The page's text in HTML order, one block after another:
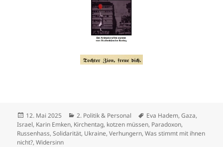
Veröffentlicht
am
12. Mai 2025 Kategorien
2. Politik & Personal Schlagwörter
Eva Hadem,Gaza,
Israel, Karin Emken, Kirchentag, kotzen müssen, Paradoxon,
Russenhass,Solidarität, Ukraine,Verhungern,Was stimmt mit ihnen
nicht?,Widersinn